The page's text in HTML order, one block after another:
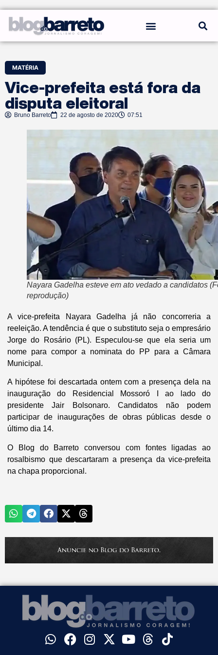
MATÉRIA
Vice-prefeita está fora da
disputa eleitoral
Bruno Barreto 22 de agosto de 2020 07:51
Nayara Gadelha esteve em ato vedado a candidatos
reprodução)
A vice-prefeita Nayara Gadelha já não concorreria a
reeleição. A tendência é que o substituto seja o empresário
Jorge do Rosário (PL). Especulou-se que ela seria um
nome para compor a nominata do PP para a Câmara
Municipal.
A hipótese foi descartada ontem com a presença dela na
inauguração do Residencial Mossoró I ao lado do
presidente Jair Bolsonaro. Candidatos não podem
participar de inaugurações de obras públicas desde o
último dia 14.
O Blog do Barreto conversou com fontes ligadas ao
rosalbismo que descartaram a presença da vice-prefeita
na chapa proporcional.